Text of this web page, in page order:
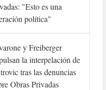
"Esto es una
política"
y Freiberger
la interpelación de
tras las denuncias
Obras Privadas